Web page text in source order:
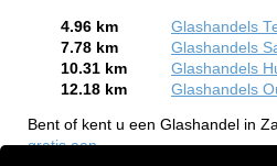
4.96 km
Glashandels
7.78 km
Glashandels
10.31 km
Glashandels
12.18 km
Glashandels
Bent of kent u een Glashandel in
gratis aan